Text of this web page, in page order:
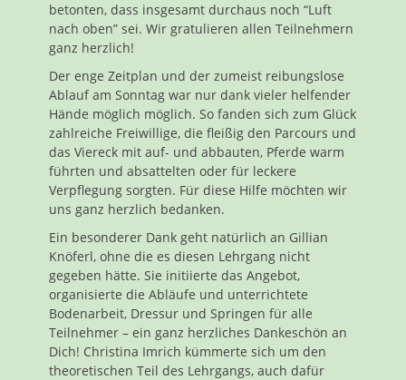
betonten, dass insgesamt durchaus noch “Luft
nach oben” sei. Wir gratulieren allen Teilnehmern
ganz herzlich!
Der enge Zeitplan und der zumeist reibungslose
Ablauf am Sonntag war nur dank vieler helfender
Hände möglich möglich. So fanden sich zum Glück
zahlreiche Freiwillige, die fleißig den Parcours und
das Viereck mit auf- und abbauten, Pferde warm
führten und absattelten oder für leckere
Verpflegung sorgten. Für diese Hilfe möchten wir
uns ganz herzlich bedanken.
Ein besonderer Dank geht natürlich an Gillian
Knöferl, ohne die es diesen Lehrgang nicht
gegeben hätte. Sie initiierte das Angebot,
organisierte die Abläufe und unterrichtete
Bodenarbeit, Dressur und Springen für alle
Teilnehmer – ein ganz herzliches Dankeschön an
Dich! Christina Imrich kümmerte sich um den
theoretischen Teil des Lehrgangs, auch dafür